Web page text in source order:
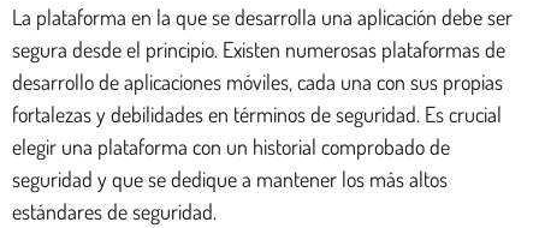
La plataforma en la que se desarrolla una aplicación debe ser
segura desde el principio. Existen numerosas plataformas de
desarrollo de aplicaciones móviles, cada una con sus propias
fortalezas y debilidades en términos de seguridad. Es crucial
elegir una plataforma con un historial comprobado de
seguridad y que se dedique a mantener los más altos
estándares de seguridad.